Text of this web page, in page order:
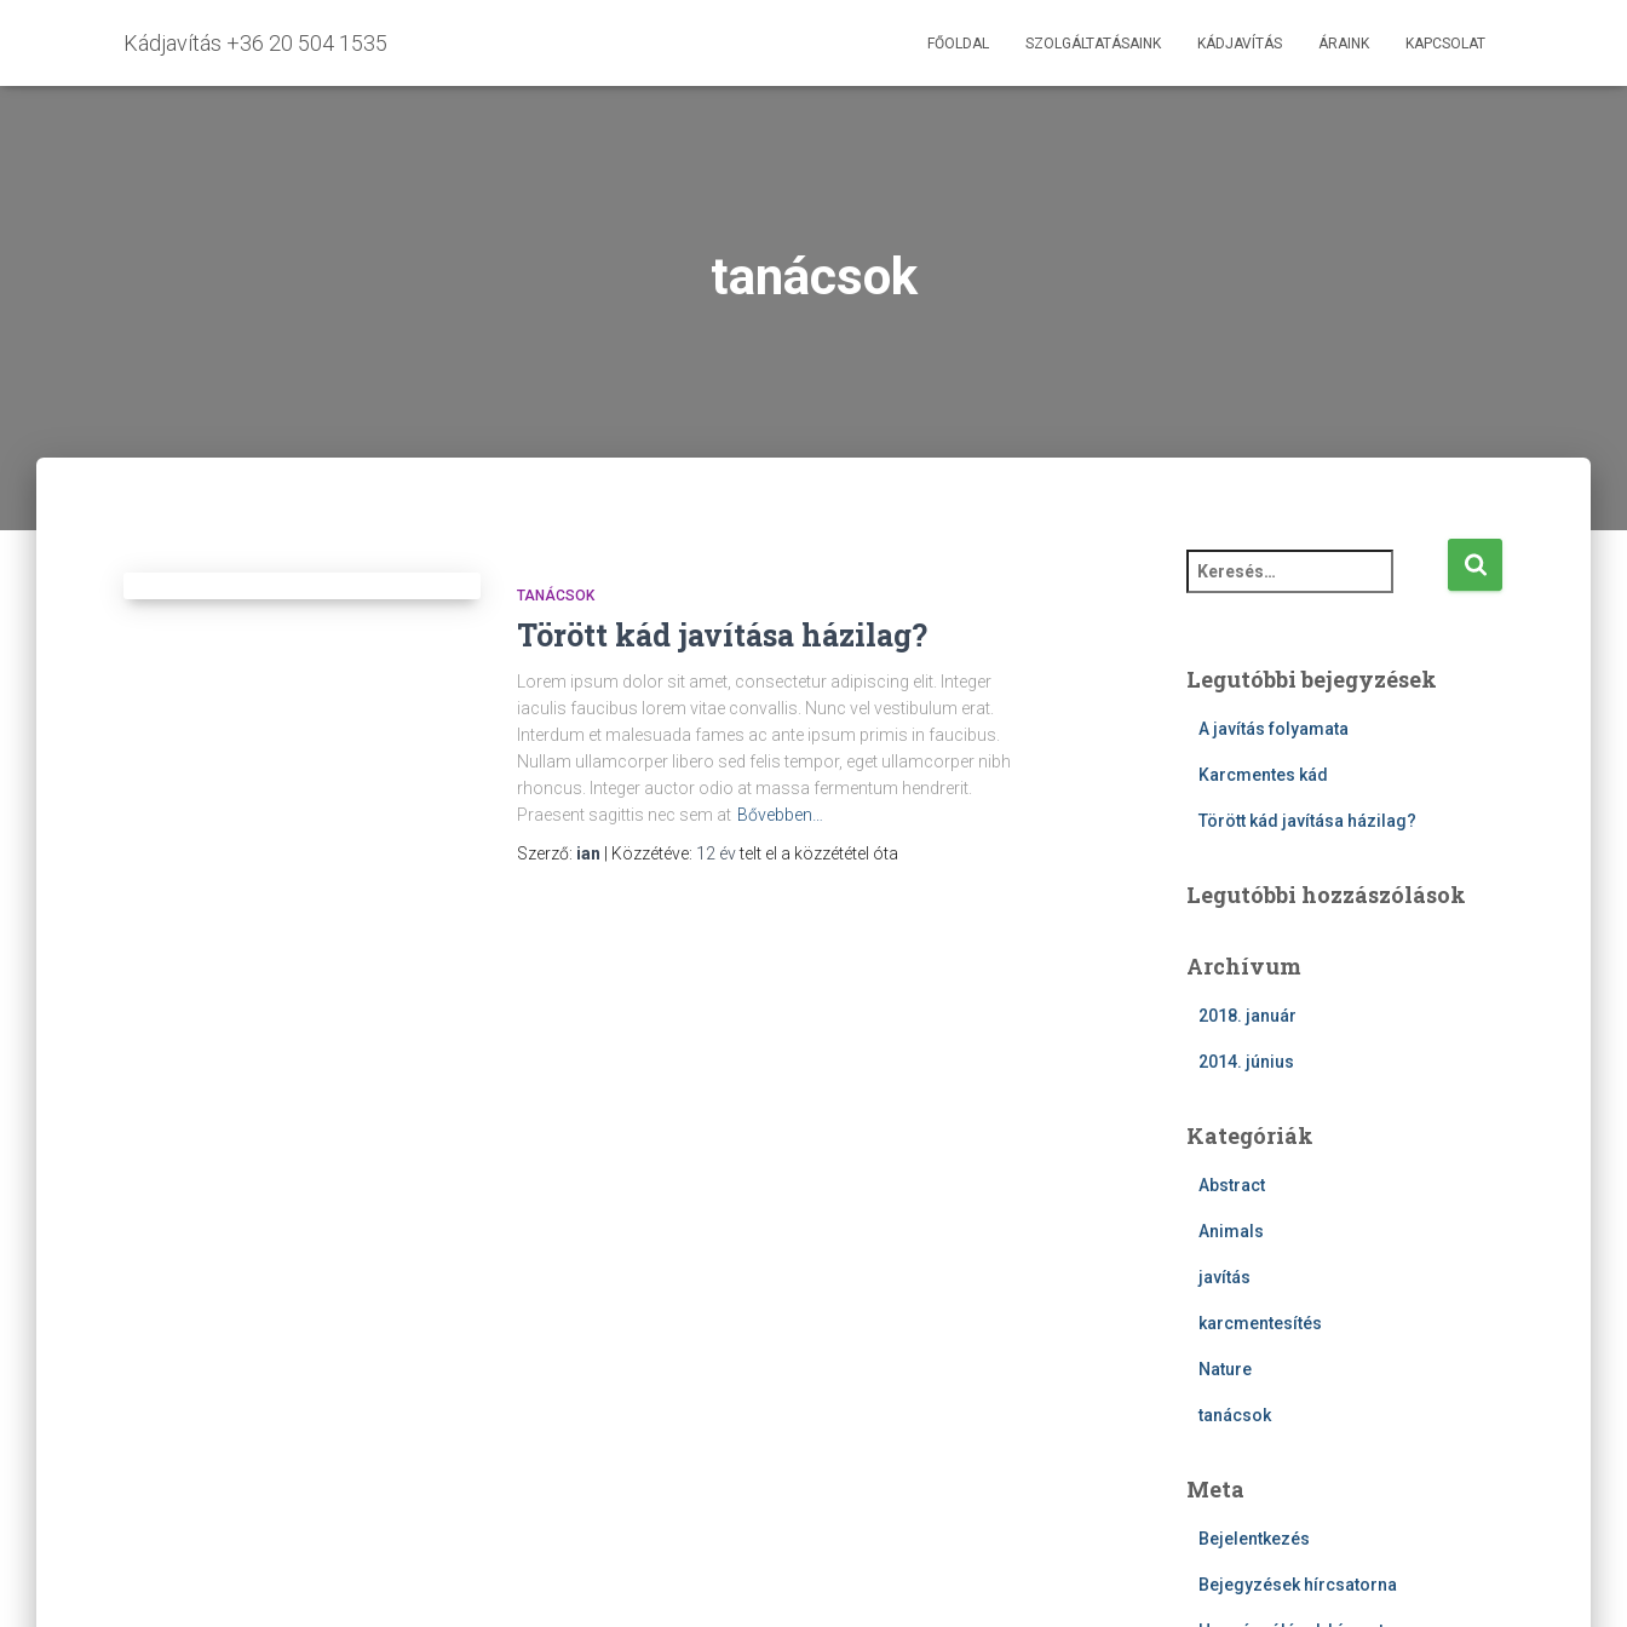
Kádjavítás +36 20 504 1535 FŐOLDAL SZOLGÁLTATÁSAINK KÁDJAVÍTÁS ÁRAINK KAPCSOLAT
tanácsok
TANÁCSOK
Törött kád javítása házilag?
Lorem ipsum dolor sit amet, consectetur adipiscing elit. Integer
iaculis faucibus lorem vitae convallis. Nunc vel vestibulum erat.
Interdum et malesuada fames ac ante ipsum primis in faucibus.
Nullam ullamcorper libero sed felis tempor, eget ullamcorper nibh
rhoncus. Integer auctor odio at massa fermentum hendrerit.
Praesent sagittis nec sem at Bővebben…
Szerző: ian | Közzétéve: 12 évtelt el a közzététel óta
e
s
Legutóbbi bejegyzések
A javítás folyamata
Karcmentes kád
Törött kád javítása házilag?
Legutóbbi hozzászólások
Archívum
2018. január
2014. június
Kategóriák
Abstract
Animals
javítás
karcmentesítés
Nature
tanácsok
Meta
Bejelentkezés
Bejegyzések hírcsatorna